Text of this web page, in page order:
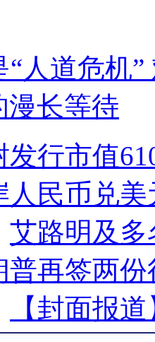
“人道危机
漫长等待
发行市值
人民币兑
艾路明及
普再签两
【封面报